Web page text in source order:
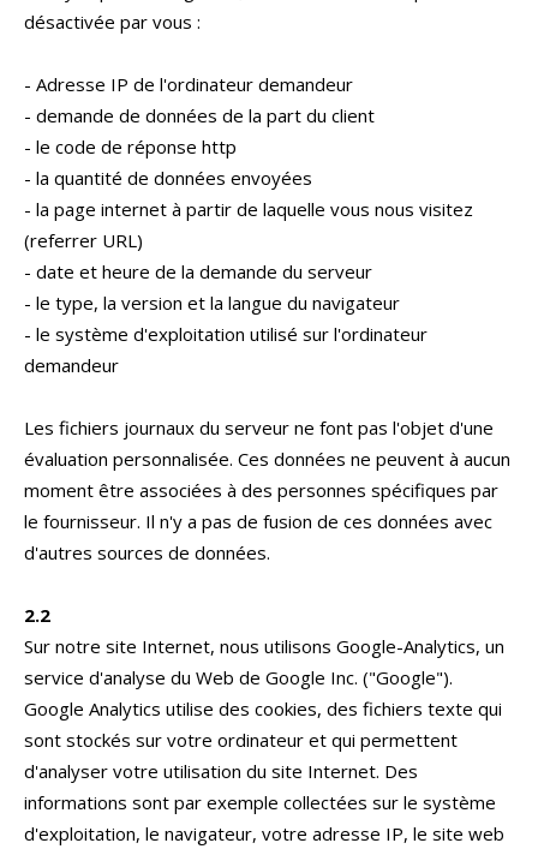
désactivée par vous :
- Adresse IP de l'ordinateur demandeur
- demande de données de la part du client
- le code de réponse http
- la quantité de données envoyées
- la page internet à partir de laquelle vous nous visitez
(referrer URL)
- date et heure de la demande du serveur
- le type, la version et la langue du navigateur
- le système d'exploitation utilisé sur l'ordinateur
demandeur
Les fichiers journaux du serveur ne font pas l'objet d'une
évaluation personnalisée. Ces données ne peuvent à aucun
moment être associées à des personnes spécifiques par
le fournisseur. Il n'y a pas de fusion de ces données avec
d'autres sources de données.
2.2
Sur notre site Internet, nous utilisons Google-Analytics, un
service d'analyse du Web de Google Inc. ("Google").
Google Analytics utilise des cookies, des fichiers texte qui
sont stockés sur votre ordinateur et qui permettent
d'analyser votre utilisation du site Internet. Des
informations sont par exemple collectées sur le système
d'exploitation, le navigateur, votre adresse IP, le site web